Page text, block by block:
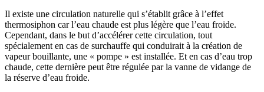
Il existe une circulation naturelle qui s’établit grâce à l’effet
thermosiphon car l’eau chaude est plus légère que l’eau froide.
Cependant, dans le but d’accélérer cette circulation, tout
spécialement en cas de surchauffe qui conduirait à la création de
vapeur bouillante, une « pompe » est installée. Et en cas d’eau trop
chaude, cette dernière peut être régulée par la vanne de vidange de
la réserve d’eau froide.